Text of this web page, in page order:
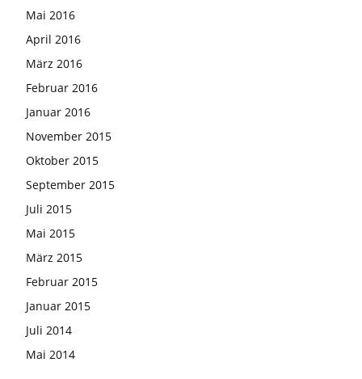
Mai 2016
April 2016
März 2016
Februar 2016
Januar 2016
November 2015
Oktober 2015
September 2015
Juli 2015
Mai 2015
März 2015
Februar 2015
Januar 2015
Juli 2014
Mai 2014